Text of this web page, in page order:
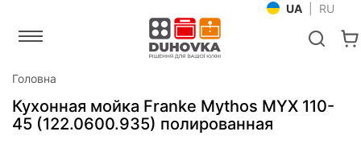
UA RU
Головна
Кухонная мойка Franke Mythos MYX 110-
45 (122.0600.935) полированная